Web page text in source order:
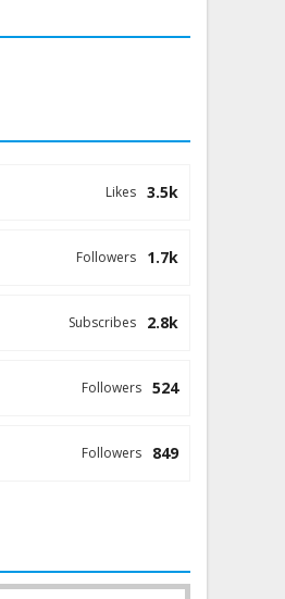
3.5k
Likes
1.7k
Followers
2.8k
Subscribes
524
Followers
849
Followers